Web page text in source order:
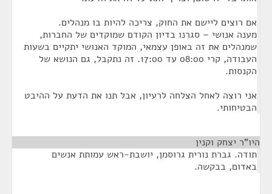
אם רוצים ליישם את החוק, צריכה להיות בו מנהלים.
מענה אנושי – סגרנו בדיון הקודם שמוקדים של החברות,
שמנהלים את זה באופן עצמאי, המוקד האנושי יתקיים בשעות
העבודה, קרי 08:00 עד 17:00. זה נתקבל, גם הנושא של
הקנסות.
אני רוצה לאחל הצלחה לרעיון, אבל תנו את הדעת על ההיבט
הבטיחותי.
היו"ר יצחק וקנין
תודה. גברת נורית גרוסמן, יושבת-ראש עמותת אנשים
באדום, בבקשה.